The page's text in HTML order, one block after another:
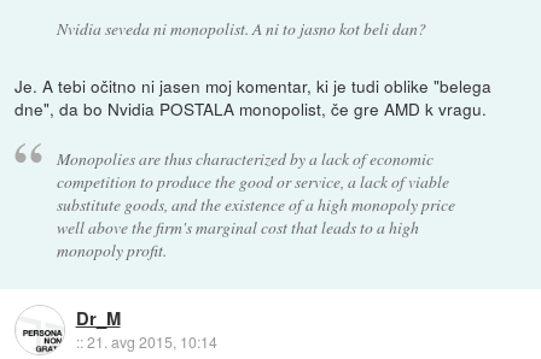
Nvidia seveda ni monopolist. A ni to jasno kot beli dan?
Je. A tebi očitno ni jasen moj komentar, ki je tudi oblike "belega
dne", da bo Nvidia POSTALA monopolist, če gre AMD k vragu.
Monopolies are thus characterized by a lack of economic
competition to produce the good or service, a lack of viable
substitute goods, and the existence of a high monopoly price
well above the firm's marginal cost that leads to a high
monopoly profit.
Dr_M
::21. avg 2015, 10:14